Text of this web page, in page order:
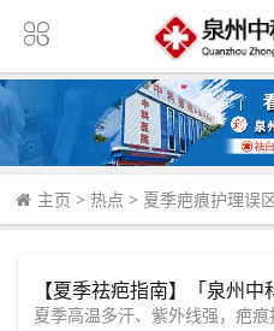
主页 > 热点 > 夏季疤痕护理误
夏季高温多汗、紫外线强，疤